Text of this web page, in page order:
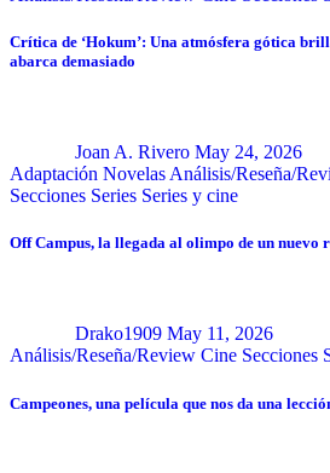
Crítica de ‘Hokum’: Una atmósfera gótica
abarca demasiado
Joan A. Rivero May 24, 2026
Adaptación Novelas Análisis/Reseña/
Secciones Series Series y cine
Off Campus, la llegada al olimpo de un nuevo
Drako1909 May 11, 2026
Análisis/Reseña/Review Cine Secciones
Campeones, una película que nos da una